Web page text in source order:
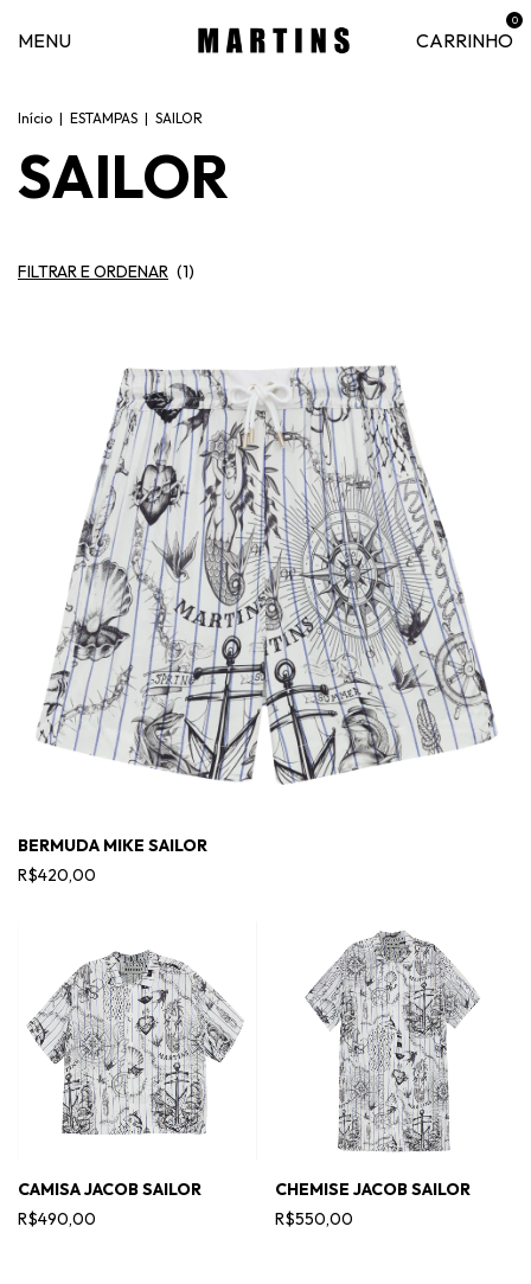
MENU CARRINHO
0
Início | ESTAMPAS | SAILOR
SAILOR
FILTRAR E ORDENAR (1)
BERMUDA MIKE SAILOR
R$420,00
CAMISA JACOB SAILOR
R$490,00
CHEMISE JACOB SAILOR
R$550,00